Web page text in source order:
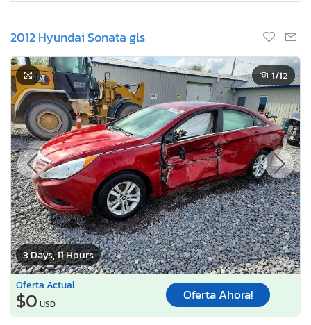
2012 Hyundai Sonata gls
3 Days, 11 Hours
1/12
Oferta Actual
$0 USD
Oferta Ahora!